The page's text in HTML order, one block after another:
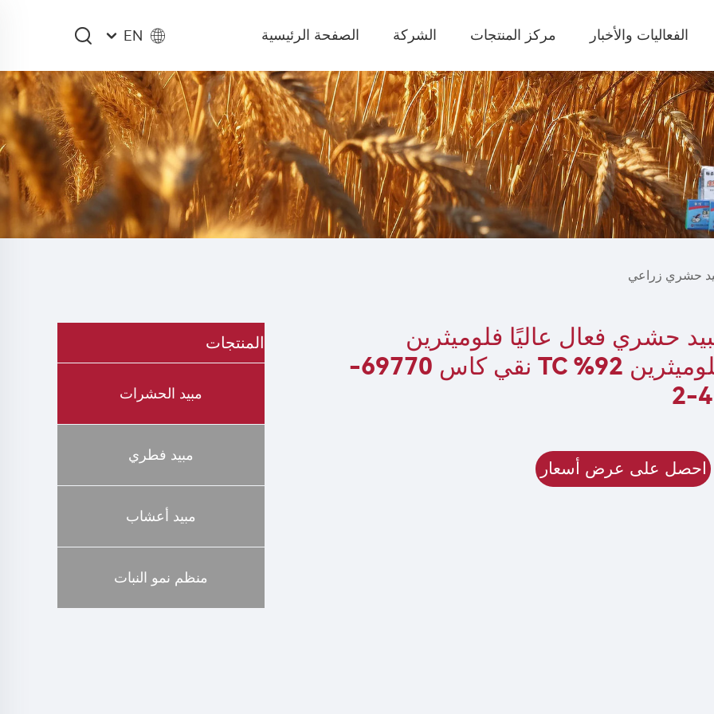
الصفحة الرئيسية الشركة مركز المنتجات الفعاليات والأخبار EN
حشري زراعي
المنتجات
مبيد الحشرات
مبيد فطري
مبيد أعشاب
منظم نمو النبات
حشري فعال عاليًا فلوميثرين
فلوميثرين 92% TC نقي كاس 69770-
احصل على عرض أسعار